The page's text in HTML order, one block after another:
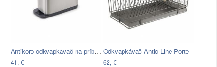
Antikoro odkvapkávač na príbory Joseph…
41,-€
Odkvapkávač Antic Line Porte
62,-€